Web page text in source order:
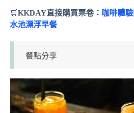
🛒KKDAY直接購買票卷： 咖啡體
水池漂浮早餐
餐點分享